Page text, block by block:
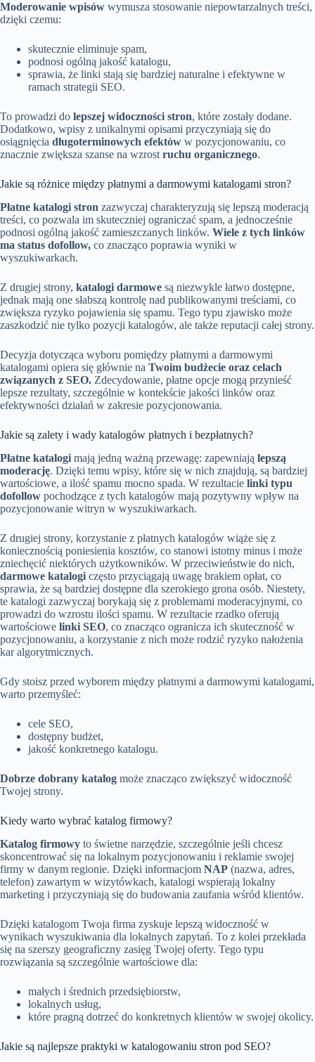
Moderowanie wpisów wymusza stosowanie niepowtarzalnych treści,
dzięki czemu:
skutecznie eliminuje spam,
podnosi ogólną jakość katalogu,
sprawia, że linki stają się bardziej naturalne i efektywne w
ramach strategii SEO.
To prowadzi do lepszej widoczności stron, które zostały dodane.
Dodatkowo, wpisy z unikalnymi opisami przyczyniają się do
osiągnięcia długoterminowych efektów w pozycjonowaniu, co
znacznie zwiększa szanse na wzrost ruchu organicznego.
Jakie są różnice między płatnymi a darmowymi katalogami stron?
Płatne katalogi stron zazwyczaj charakteryzują się lepszą moderacją
treści, co pozwala im skuteczniej ograniczać spam, a jednocześnie
podnosi ogólną jakość zamieszczanych linków. Wiele z tych linków
ma status dofollow, co znacząco poprawia wyniki w
wyszukiwarkach.
Z drugiej strony, katalogi darmowe są niezwykle łatwo dostępne,
jednak mają one słabszą kontrolę nad publikowanymi treściami, co
zwiększa ryzyko pojawienia się spamu. Tego typu zjawisko może
zaszkodzić nie tylko pozycji katalogów, ale także reputacji całej strony.
Decyzja dotycząca wyboru pomiędzy płatnymi a darmowymi
katalogami opiera się głównie na Twoim budżecie oraz celach
związanych z SEO. Zdecydowanie, płatne opcje mogą przynieść
lepsze rezultaty, szczególnie w kontekście jakości linków oraz
efektywności działań w zakresie pozycjonowania.
Jakie są zalety i wady katalogów płatnych i bezpłatnych?
Płatne katalogi mają jedną ważną przewagę: zapewniają lepszą
moderację. Dzięki temu wpisy, które się w nich znajdują, są bardziej
wartościowe, a ilość spamu mocno spada. W rezultacie linki typu
dofollow pochodzące z tych katalogów mają pozytywny wpływ na
pozycjonowanie witryn w wyszukiwarkach.
Z drugiej strony, korzystanie z płatnych katalogów wiąże się z
koniecznością poniesienia kosztów, co stanowi istotny minus i może
zniechęcić niektórych użytkowników. W przeciwieństwie do nich,
darmowe katalogi często przyciągają uwagę brakiem opłat, co
sprawia, że są bardziej dostępne dla szerokiego grona osób. Niestety,
te katalogi zazwyczaj borykają się z problemami moderacyjnymi, co
prowadzi do wzrostu ilości spamu. W rezultacie rzadko oferują
wartościowe linki SEO, co znacząco ogranicza ich skuteczność w
pozycjonowaniu, a korzystanie z nich może rodzić ryzyko nałożenia
kar algorytmicznych.
Gdy stoisz przed wyborem między płatnymi a darmowymi katalogami,
warto przemyśleć:
cele SEO,
dostępny budżet,
jakość konkretnego katalogu.
Dobrze dobrany katalog może znacząco zwiększyć widoczność
Twojej strony.
Kiedy warto wybrać katalog firmowy?
Katalog firmowy to świetne narzędzie, szczególnie jeśli chcesz
skoncentrować się na lokalnym pozycjonowaniu i reklamie swojej
firmy w danym regionie. Dzięki informacjom NAP (nazwa, adres,
telefon) zawartym w wizytówkach, katalogi wspierają lokalny
marketing i przyczyniają się do budowania zaufania wśród klientów.
Dzięki katalogom Twoja firma zyskuje lepszą widoczność w
wynikach wyszukiwania dla lokalnych zapytań. To z kolei przekłada
się na szerszy geograficzny zasięg Twojej oferty. Tego typu
rozwiązania są szczególnie wartościowe dla:
małych i średnich przedsiębiorstw,
lokalnych usług,
które pragną dotrzeć do konkretnych klientów w swojej okolicy.
Jakie są najlepsze praktyki w katalogowaniu stron pod SEO?